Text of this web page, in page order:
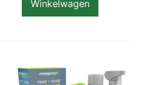
Winkelwagen